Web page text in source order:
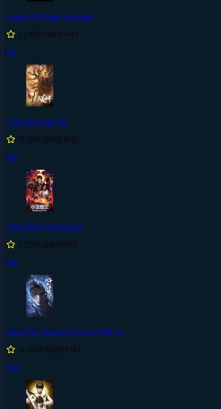
Luyện Khí Mười Vạn Năm
1 (365/380) FHD
#7
Thế Giới Hoàn Mỹ
0 (281/360) FHD
#8
Thôn Phệ Tinh Không
1 (235/280) FHD
#9
Đấu Phá Thương Khung (Phần 5)
0 (207/500) FHD
#10